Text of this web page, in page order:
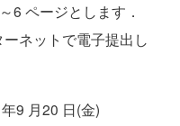
6 ページとします．
ネットで電子提出し
9 月20 日(金)